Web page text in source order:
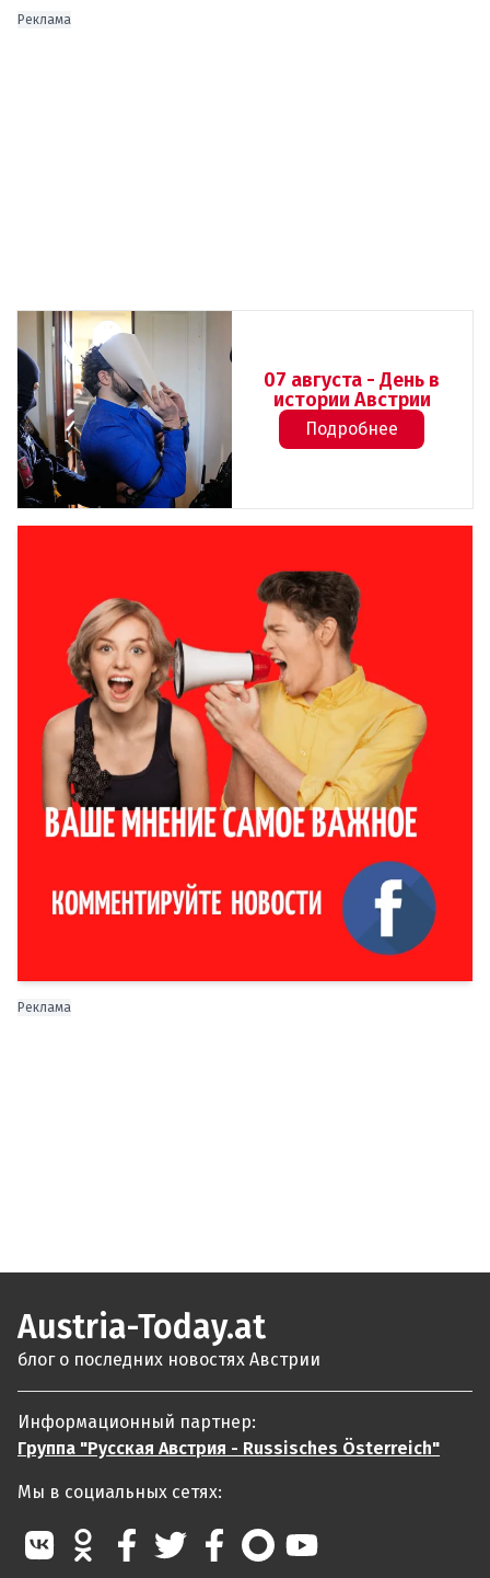
Реклама
07 августа - День в
истории Австрии
Подробнее
Реклама
Austria-Today.at
блог о последних новостях Австрии
Информационный партнер:
Группа "Русская Австрия - Russisches Österreich"
Мы в социальных сетях: